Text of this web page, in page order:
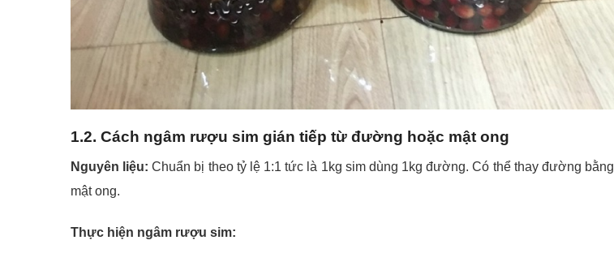
1.2. Cách ngâm rượu sim gián tiếp từ đường hoặc mật ong
Nguyên liệu: Chuẩn bị theo tỷ lệ 1:1 tức là 1kg sim dùng 1kg đường. Có thể thay đường bằng
mật ong.
Thực hiện ngâm rượu sim: